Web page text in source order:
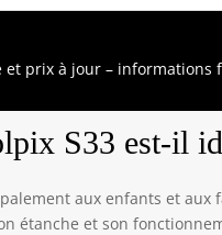
du flou dû aux
et prix à jour – informations
S33 est-il
aux enfants et
étanche et son